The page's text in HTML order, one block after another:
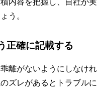
内容を把握し、自社が実
う。
正確に記載する
離がないようにしなけれ
ズレがあるとトラブルに